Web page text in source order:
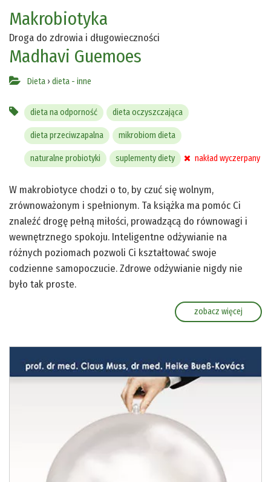
Makrobiotyka
Droga do zdrowia i długowieczności
Madhavi Guemoes
Dieta › dieta - inne
dieta na odporność dieta oczyszczająca
dieta przeciwzapalna mikrobiom dieta
naturalne probiotyki suplementy diety nakład wyczerpany
W makrobiotyce chodzi o to, by czuć się wolnym,
zrównoważonym i spełnionym. Ta książka ma pomóc Ci
znaleźć drogę pełną miłości, prowadzącą do równowagi i
wewnętrznego spokoju. Inteligentne odżywianie na
różnych poziomach pozwoli Ci kształtować swoje
codzienne samopoczucie. Zdrowe odżywianie nigdy nie
było tak proste.
zobacz więcej